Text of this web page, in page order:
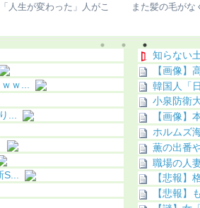
さん、とんでもない髪型
若い女子をSNS
ｗ...
...
知らない
【画像】
韓国人「
小泉防衛
【画像】
ホルムズ
薫の出番
職場の人
【悲報】
【悲報】